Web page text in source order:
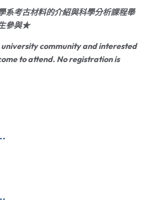
系考古材料的介紹與科學分析課程舉
參與★
community and interested
to attend. No registration is